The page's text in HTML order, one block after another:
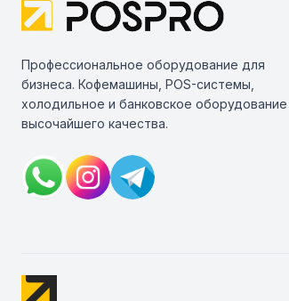
Профессиональное оборудование для
бизнеса. Кофемашины, POS-системы,
холодильное и банковское оборудование
высочайшего качества.